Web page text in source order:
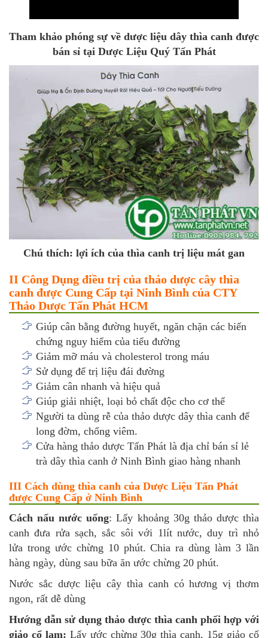
Tham khảo phóng sự về dược liệu dây thìa canh được
bán sỉ tại Dược Liệu Quý Tấn Phát
Chú thích: lợi ích của thìa canh trị liệu mát gan
II Công Dụng điều trị của thảo dược cây thìa
canh được Cung Cấp tại Ninh Bình của CTY
Thảo Dược Tấn Phát HCM
Giúp cân bằng đường huyết, ngăn chặn các biến
chứng nguy hiểm của tiểu đường
Giảm mỡ máu và cholesterol trong máu
Sử dụng để trị liệu đái đường
Giảm cân nhanh và hiệu quả
Giúp giải nhiệt, loại bỏ chất độc cho cơ thể
Người ta dùng rễ của thảo dược dây thìa canh để
long đờm, chống viêm.
Cửa hàng thảo dược Tấn Phát là địa chỉ bán sỉ lẻ
trà dây thìa canh ở Ninh Bình giao hàng nhanh
III Cách dùng thìa canh của Dược Liệu Tấn Phát
được Cung Cấp ở Ninh Bình
Cách nấu nước uống: Lấy khoảng 30g thảo dược thìa
canh đưa rửa sạch, sắc sôi với 1lít nước, duy trì nhỏ
lửa trong ước chừng 10 phút. Chia ra dùng làm 3 lần
hàng ngày, dùng sau bữa ăn ước chừng 20 phút.
Nước sắc dược liệu cây thìa canh có hương vị thơm
ngon, rất dễ dùng
Hướng dẫn sử dụng thảo dược thìa canh phối hợp với
giảo cổ lam: Lấy ước chừng 30g thìa canh, 15g giảo cổ